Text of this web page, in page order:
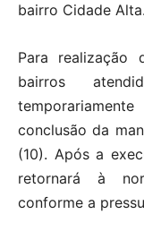
bairro Cidade Alta.
Para realização
bairros
conclusão da
(10). Após a
retornará à
conforme a